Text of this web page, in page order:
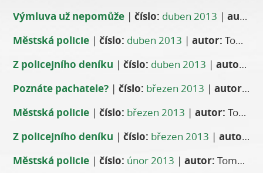
Výmluva už nepomůže |číslo: duben 2013 |autor:
Městská policie |číslo: duben 2013 |autor: Tomáš Navrátil, vrchní komisař MP
Z policejního deníku |číslo: duben 2013 |autor:
Poznáte pachatele? |číslo: březen 2013 |autor:
Městská policie |číslo: březen 2013 |autor: Tomáš Navrátil, vrchní komisař MP
Z policejního deníku |číslo: březen 2013 |autor:
Městská policie |číslo: únor 2013 |autor: Tomáš Navrátil, vrchní komisař MP